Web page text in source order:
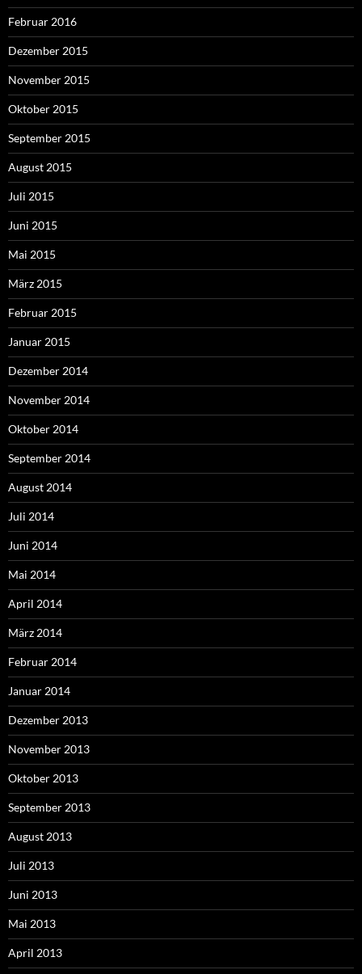
Februar 2016
Dezember 2015
November 2015
Oktober 2015
September 2015
August 2015
Juli 2015
Juni 2015
Mai 2015
März 2015
Februar 2015
Januar 2015
Dezember 2014
November 2014
Oktober 2014
September 2014
August 2014
Juli 2014
Juni 2014
Mai 2014
April 2014
März 2014
Februar 2014
Januar 2014
Dezember 2013
November 2013
Oktober 2013
September 2013
August 2013
Juli 2013
Juni 2013
Mai 2013
April 2013